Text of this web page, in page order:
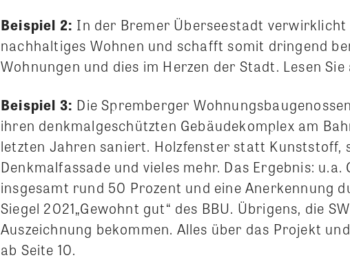
Beispiel 2: In der Bremer Überseestadt verwirklicht
nachhaltiges Wohnen und schafft somit dringend
Wohnungen und dies im Herzen der Stadt. Lesen Sie
Beispiel 3: Die Spremberger
ihren denkmalgeschützten Gebäudekomplex am
letzten Jahren saniert. Holzfenster statt Kunststoff,
Denkmalfassade und vieles mehr. Das Ergebnis: u.a.
insgesamt rund 50 Prozent und eine Anerkennung
Siegel 2021„Gewohnt gut“ des BBU. Übrigens, die
Auszeichnung bekommen. Alles über das Projekt
ab Seite 10.